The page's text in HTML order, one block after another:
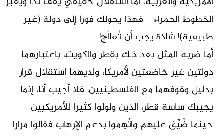
الخطوط الحمراء = فهذا يحولك فورا إلى دولة (غير
طبيعية)! شاذة يجب أن تُعالَج!
أما ضربه المثل بعد ذلك بقطر والكويت، باعتبارهما
دولتين غير خاضعتين لأمريكا، ولديهما استقلال قرار
بدليل وقوفهما مع الفلسطينيين، فلا أجيب أنا، إنما
يجيبك ساسة قطر، الذين ولولوا كثيرا للأمريكيين
حينما ضُيِّق عليهم واتُهِموا بدعم الإرهاب فقالوا مرارا